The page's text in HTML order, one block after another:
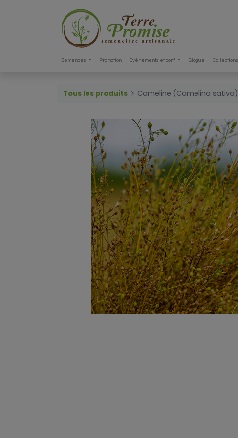
Semences Promotion Événements et conf. Blogue Collections
Tous les produits Cameline (Camelina sativa)